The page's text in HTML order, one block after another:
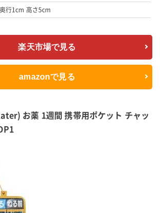
行1cm 高さ5cm
楽天市場で見る
amazonで見る
お薬 1週間 携帯用ポケット チャッ